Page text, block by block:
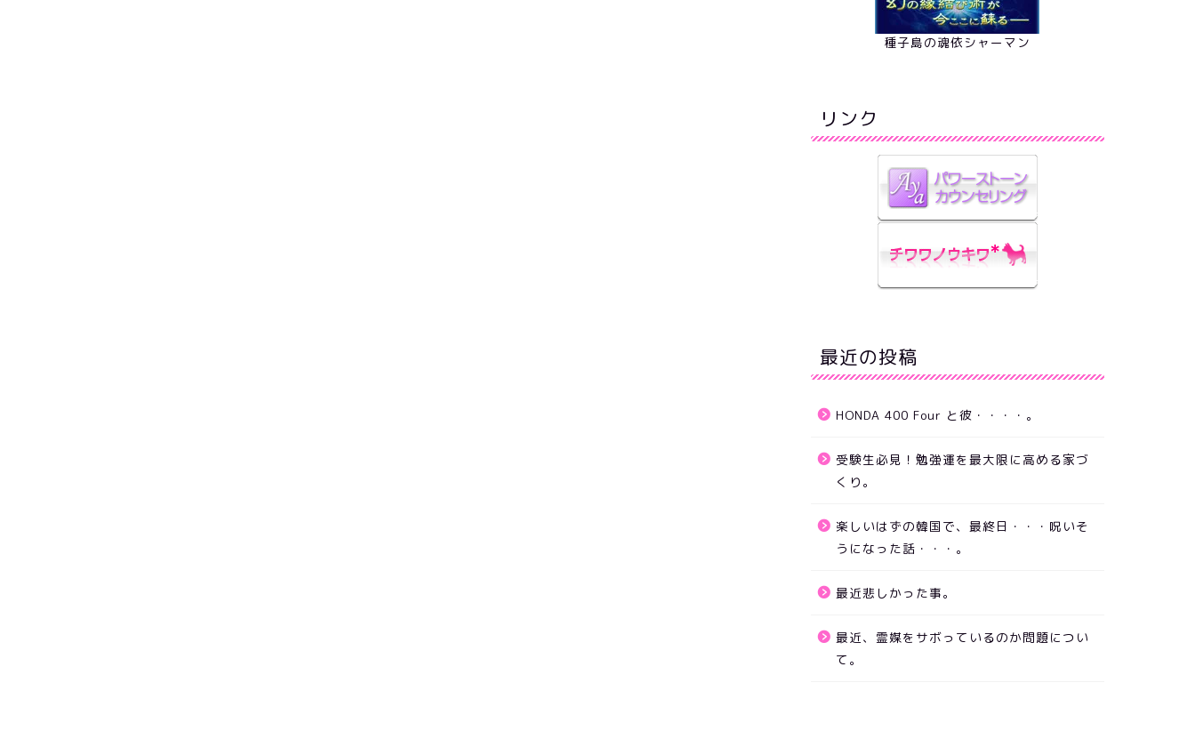
種子島の魂依シャーマン
リンク
最近の投稿
HONDA 400 Four と彼・・・・。
受験生必見！勉強運を最大限に高める家づ
くり。
楽しいはずの韓国で、最終日・・・呪いそ
うになった話・・・。
最近悲しかった事。
最近、霊媒をサボっているのか問題につい
て。